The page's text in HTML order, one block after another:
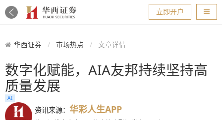
导航
立即开户
华西证券 市场热点 文章详情
数字化赋能，AIA友邦持续坚持高
质量发展
AI
资讯来源： 华彩人生APP